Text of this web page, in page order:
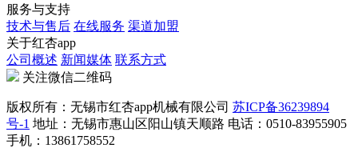
服务与支持
技术与售后 在线服务 渠道加盟
关于红杏app
公司概述 新闻媒体 联系方式
关注微信二维码
版权所有：无锡市红杏app机械有限公司 苏ICP备36239894
号-1 地址：无锡市惠山区阳山镇天顺路 电话：0510-83955905
手机：13861758552